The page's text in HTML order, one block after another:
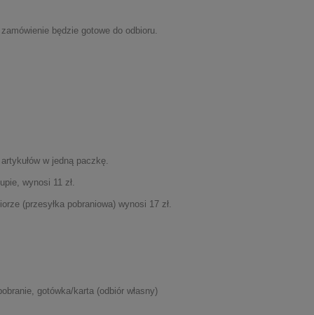
będzie gotowe do odbioru.
w jedną paczkę.
wynosi 11 zł.
(przesyłka pobraniowa) wynosi 17 zł.
gotówka/karta (odbiór własny)